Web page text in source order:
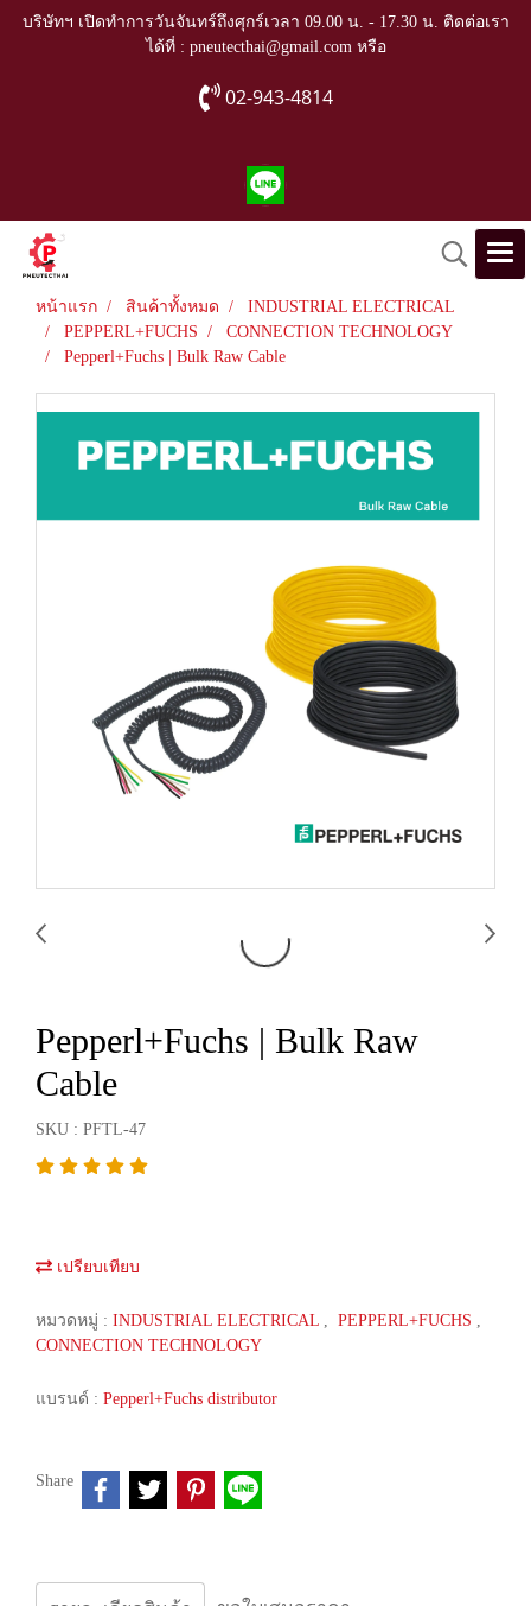
บริษัทฯ เปิดทำการวันจันทร์ถึงศุกร์เวลา 09.00 น. - 17.30 น. ติดต่อเรา
ได้ที่ : pneutecthai@gmail.com หรือ
02-943-4814
หน้าแรก สินค้าทั้งหมด
INDUSTRIAL ELECTRICAL
PEPPERL+FUCHS
CONNECTION TECHNOLOGY
Pepperl+Fuchs | Bulk Raw Cable
Pepperl+Fuchs | Bulk Raw
Cable
SKU : PFTL-47
เปรียบเทียบ
หมวดหมู่ : INDUSTRIAL ELECTRICAL , PEPPERL+FUCHS ,
CONNECTION TECHNOLOGY
แบรนด์ : Pepperl+Fuchs distributor
Share